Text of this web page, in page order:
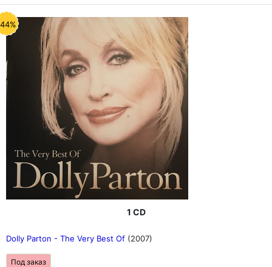
1 CD
Dolly Parton - The Very Best Of (2007)
Под заказ